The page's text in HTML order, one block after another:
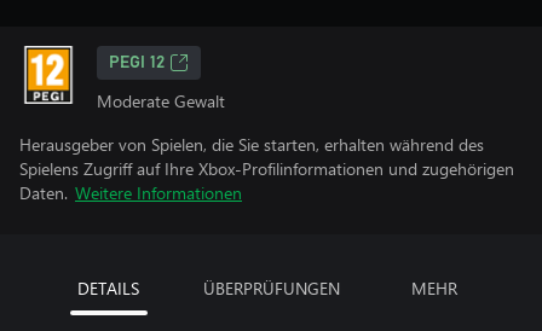
PEGI 12
Moderate Gewalt
Herausgeber von Spielen, die Sie starten, erhalten während des
Spielens Zugriff auf Ihre Xbox-Profilinformationen und zugehörigen
Daten. Weitere Informationen
DETAILS ÜBERPRÜFUNGEN MEHR